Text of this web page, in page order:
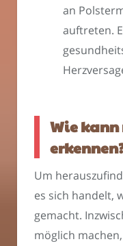
an
auftreten.
Wie
Um
es sich handelt,
gemacht.
möglich